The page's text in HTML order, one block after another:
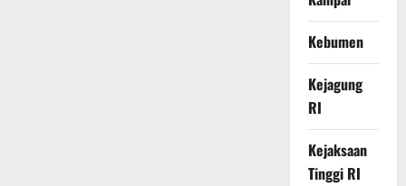
Kebumen
Kejagung
RI
Kejaksaan
Tinggi RI